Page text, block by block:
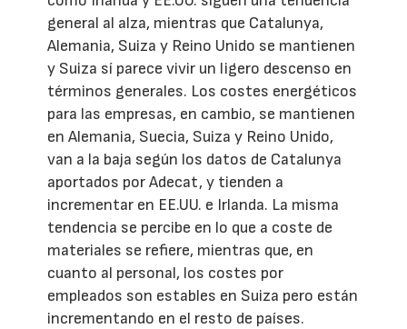
general al alza, mientras que Catalunya,
Alemania, Suiza y Reino Unido se mantienen
y Suiza sí parece vivir un ligero descenso en
términos generales. Los costes energéticos
para las empresas, en cambio, se mantienen
en Alemania, Suecia, Suiza y Reino Unido,
van a la baja según los datos de Catalunya
aportados por Adecat, y tienden a
incrementar en EE.UU. e Irlanda. La misma
tendencia se percibe en lo que a coste de
materiales se refiere, mientras que, en
cuanto al personal, los costes por
empleados son estables en Suiza pero están
incrementando en el resto de países.